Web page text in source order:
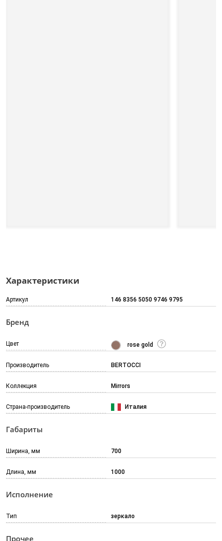
Характеристики
Артикул 146 8356 5050 9746 9795
Бренд
Цвет rose gold
Производитель BERTOCCI
Коллекция Mirrors
Страна-производитель Италия
Габариты
Ширина, мм 700
Длина, мм 1000
Исполнение
Тип зеркало
Прочее